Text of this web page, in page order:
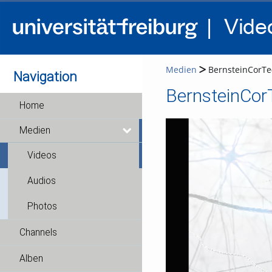
Navigation
Home
Medien
Videos
Audios
Photos
Channels
Alben
Medien